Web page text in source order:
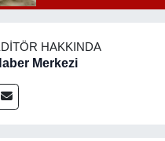
HAKKINDA
Merkezi